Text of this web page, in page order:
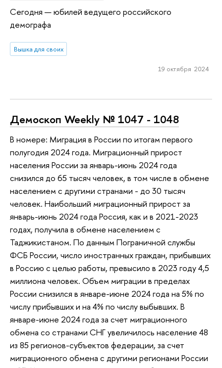
Сегодня — юбилей ведущего российского
демографа
Вышка для своих
19 октября 2024
Демоскоп Weekly № 1047 - 1048
В номере: Миграция в России по итогам первого
полугодия 2024 года. Миграционный прирост
населения России за январь-июнь 2024 года
снизился до 65 тысяч человек, в том числе в обмене
населением с другими странами - до 30 тысяч
человек. Наибольший миграционный прирост за
январь-июнь 2024 года Россия, как и в 2021-2023
годах, получила в обмене населением с
Таджикистаном. По данным Пограничной службы
ФСБ России, число иностранных граждан, прибывших
в Россию с целью работы, превысило в 2023 году 4,5
миллиона человек. Объем миграции в пределах
России снизился в январе-июне 2024 года на 5% по
числу прибывших и на 4% по числу выбывших. В
январе-июне 2024 года за счет миграционного
обмена со странами СНГ увеличилось население 48
из 85 регионов-субъектов федерации, за счет
миграционного обмена с другими регионами России